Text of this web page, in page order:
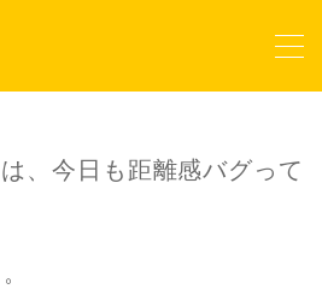
、今日も距離感バグって